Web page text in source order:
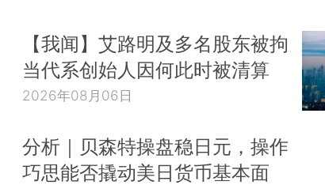
【我闻】艾路明及多名股东被拘
当代系创始人因何此时被清算
2026年08月06日
分析｜贝森特操盘稳日元，操作
巧思能否撬动美日货币基本面